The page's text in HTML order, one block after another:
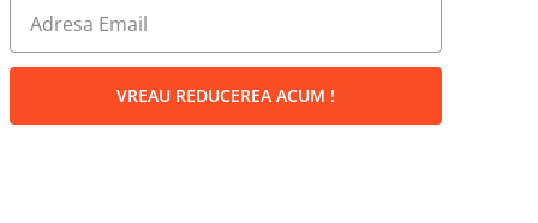
VREAU REDUCEREA ACUM !